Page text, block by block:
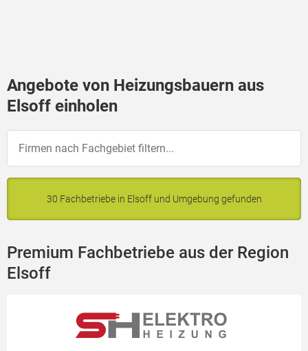
Angebote von Heizungsbauern aus
Elsoff einholen
30 Fachbetriebe in Elsoff und Umgebung gefunden
Premium Fachbetriebe aus der Region
Elsoff